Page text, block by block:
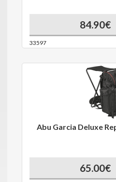
84.90€
33597
Abu Garcia Deluxe
65.00€